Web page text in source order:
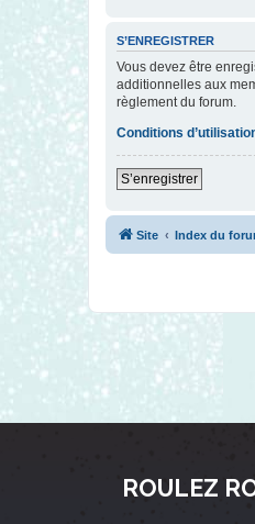
S’ENREGISTRER
Vous devez être
additionnelles aux
règlement du forum.
Conditions
S’enregistrer
Site Index du
ROULEZ